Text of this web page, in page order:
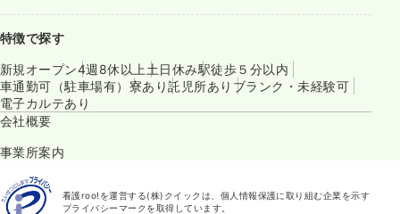
特徴で探す
新規オープン4週8休以上 土日休み駅徒歩５分以内
車通勤可（駐車場有） 寮あり託児所あり ブランク・未経験可
電子カルテあり
会社概要
事業所案内
看護roo!を運営する(株)クイックは、個人情報保護に取り組む企業を示す
プライバシーマークを取得しています。